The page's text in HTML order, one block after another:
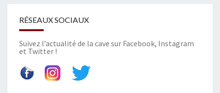
RÉSEAUX SOCIAUX
Suivez l’actualité de la cave sur Facebook, Instagram
et Twitter !